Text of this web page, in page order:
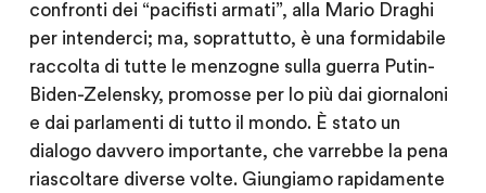
confronti dei “pacifisti armati”, alla Mario Draghi
per intenderci; ma, soprattutto, è una formidabile
raccolta di tutte le menzogne sulla guerra Putin-
Biden-Zelensky, promosse per lo più dai giornaloni
e dai parlamenti di tutto il mondo. È stato un
dialogo davvero importante, che varrebbe la pena
riascoltare diverse volte. Giungiamo rapidamente